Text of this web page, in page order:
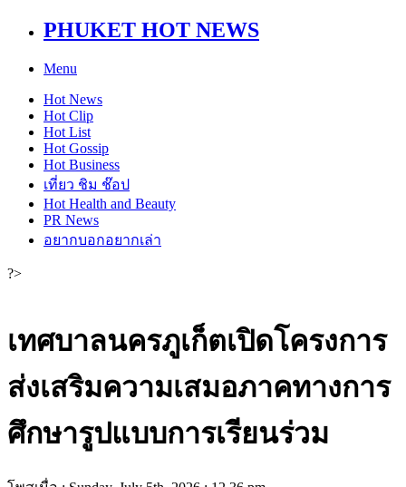
PHUKET HOT NEWS
Menu
Hot News
Hot Clip
Hot List
Hot Gossip
Hot Business
เที่ยว ชิม ช๊อป
Hot Health and Beauty
PR News
อยากบอกอยากเล่า
?>
เทศบาลนครภูเก็ตเปิดโครงการ
ส่งเสริมความเสมอภาคทางการ
ศึกษารูปแบบการเรียนร่วม